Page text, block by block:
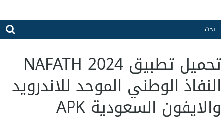
تحميل تطبيق NAFATH 2024
النفاذ الوطني الموحد للاندرويد
والايفون السعودية APK